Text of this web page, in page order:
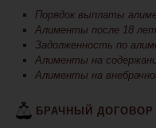
Порядок выплаты
Алименты после 18 лет
Задолженность по
Алименты на
Алименты на
БРАЧНЫЙ ДОГОВОР